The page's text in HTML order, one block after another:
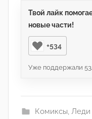
Твой лайк
новые части!
+534
Уже поддержали
Комиксы, Леди